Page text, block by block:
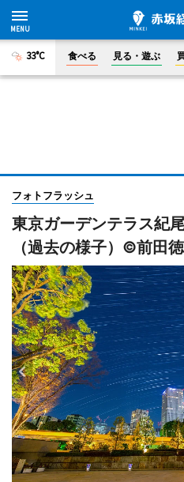
33°C 食べる 見る・遊ぶ
フォトフラッシュ
東京ガーデンテラス紀
（過去の様子）©前田